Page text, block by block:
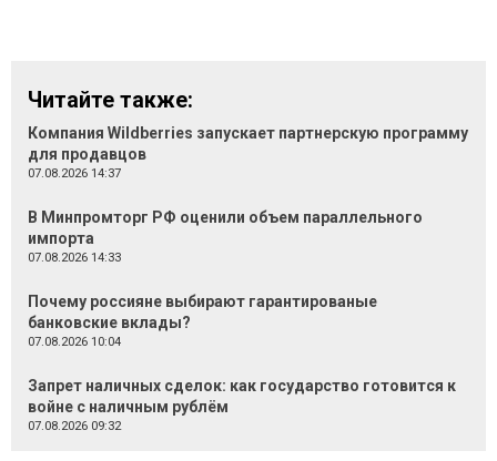
Читайте также:
Компания Wildberries запускает партнерскую программу
для продавцов
07.08.2026 14:37
В Минпромторг РФ оценили объем параллельного
импорта
07.08.2026 14:33
Почему россияне выбирают гарантированые
банковские вклады?
07.08.2026 10:04
Запрет наличных сделок: как государство готовится к
войне с наличным рублём
07.08.2026 09:32